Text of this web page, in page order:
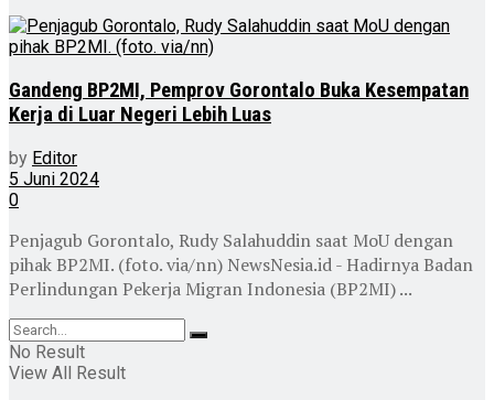
Gandeng BP2MI, Pemprov Gorontalo Buka Kesempatan
Kerja di Luar Negeri Lebih Luas
by Editor
5 Juni 2024
0
Penjagub Gorontalo, Rudy Salahuddin saat MoU dengan
pihak BP2MI. (foto. via/nn) NewsNesia.id - Hadirnya Badan
Perlindungan Pekerja Migran Indonesia (BP2MI) ...
No Result
View All Result